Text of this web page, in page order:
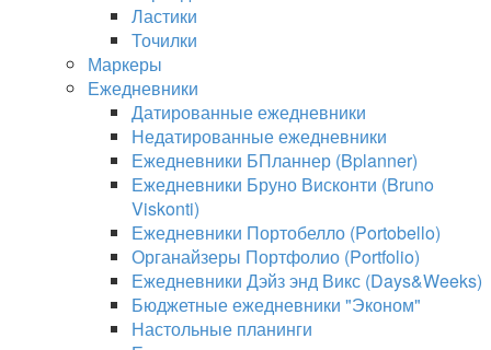
Ластики
Точилки
Маркеры
Ежедневники
Датированные ежедневники
Недатированные ежедневники
Ежедневники БПланнер (Bplanner)
Ежедневники Бруно Висконти (Bruno
Viskonti)
Ежедневники Портобелло (Portobello)
Органайзеры Портфолио (Portfolio)
Ежедневники Дэйз энд Викс (Days&Weeks)
Бюджетные ежедневники "Эконом"
Настольные планинги